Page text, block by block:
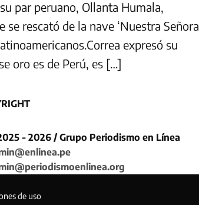
par peruano, Ollanta Humala,
rescató de la nave ‘Nuestra Señora
expresó su
oro es de Perú, es […]
- 2026 / Grupo Periodismo en Línea
de uso